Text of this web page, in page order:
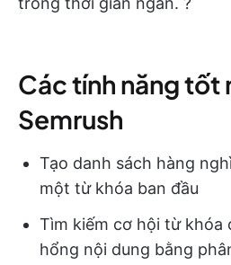
Các tính năng tốt
Semrush
Tạo danh sách hàng
một từ khóa ban đầu
Tìm kiếm cơ hội từ khóa
hổng nội dung bằng